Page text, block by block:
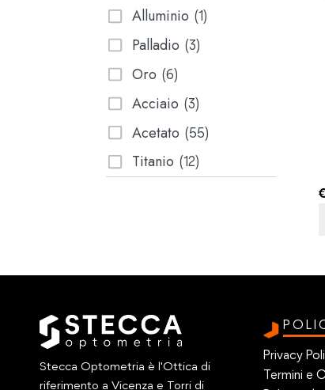
Alluminio (1)
Palladio (3)
Oro (6)
Acciaio (3)
Acetato (55)
Titanio (12)
Stecca Optometria è l'Ottica di
riferimento a Vicenza e Torri di
Privacy
Termini e